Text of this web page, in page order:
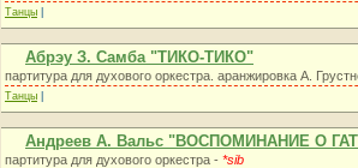
Танцы
Абрэу З. Самба "ТИКО-ТИКО"
партитура для духового оркестра. аранжировка А.
Танцы
Андреев А. Вальс "ВОСПОМИНАНИЕ О
партитура для духового оркестра - *sib